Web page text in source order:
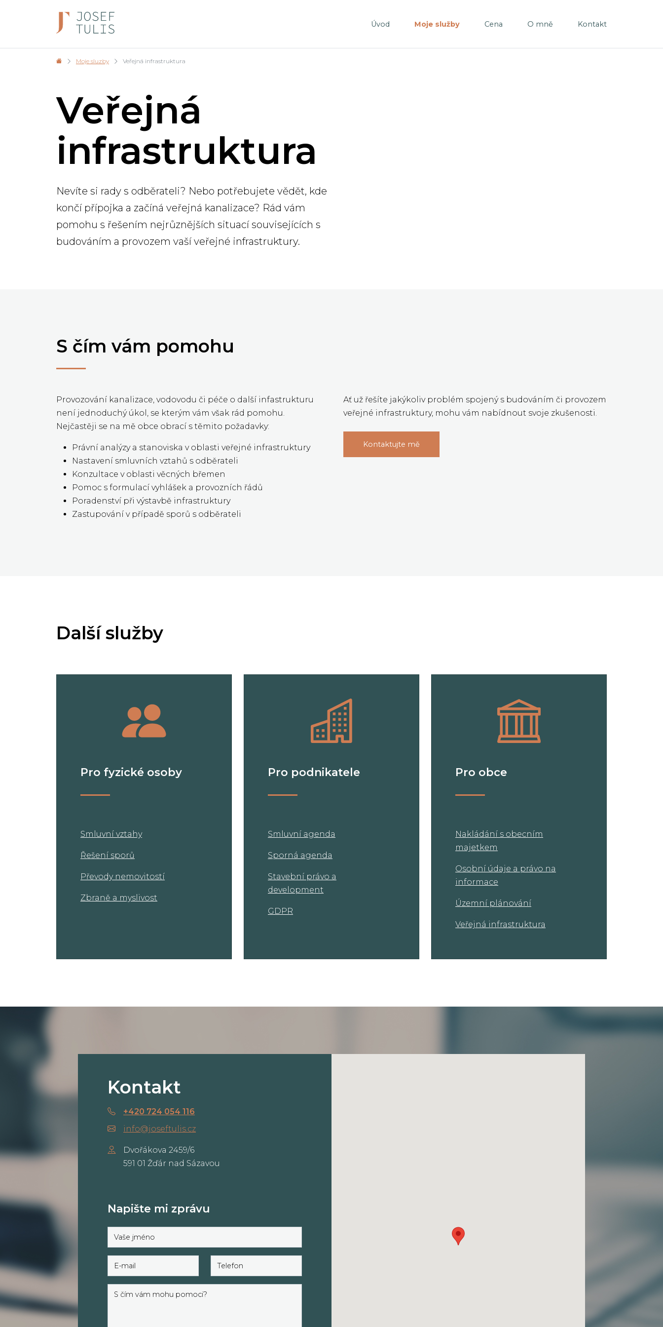
Úvod Moje služby Cena O mně Kontakt
Moje sluzby Veřejná infrastruktura
Veřejná
infrastruktura
Nevíte si rady s odběrateli? Nebo potřebujete vědět, kde
končí přípojka a začíná veřejná kanalizace? Rád vám
pomohu s řešením nejrůznějších situací souvisejících s
budováním a provozem vaší veřejné infrastruktury.
S čím vám pomohu
Provozování kanalizace, vodovodu či péče o další infastrukturu
není jednoduchý úkol, se kterým vám však rád pomohu.
Nejčastěji se na mě obce obrací s těmito požadavky:
Právní analýzy a stanoviska v oblasti veřejné infrastruktury
Nastavení smluvních vztahů s odběrateli
Konzultace v oblasti věcných břemen
Pomoc s formulací vyhlášek a provozních řádů
Poradenství při výstavbě infrastruktury
Zastupování v případě sporů s odběrateli
Ať už řešíte jakýkoliv problém spojený s budováním či provozem
veřejné infrastruktury, mohu vám nabídnout svoje zkušenosti.
Kontaktujte mě
Další služby
Pro fyzické osoby
Smluvní vztahy
Řešení sporů
Převody nemovitostí
Zbraně a myslivost
Pro podnikatele
Smluvní agenda
Sporná agenda
Stavební právo a
development
GDPR
Pro obce
Nakládání s obecním
majetkem
Osobní údaje a právo na
informace
Územní plánování
Veřejná infrastruktura
Kontakt
+420 724 054 116
info@joseftulis.cz
Dvořákova 2459/6
591 01 Žďár nad Sázavou
Napište mi zprávu